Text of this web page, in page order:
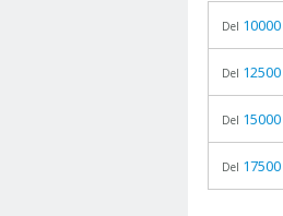
Del 10000
Del 12500
Del 15000
Del 17500